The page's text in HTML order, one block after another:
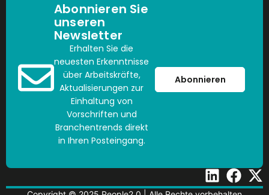
Abonnieren Sie
unseren
Newsletter
Erhalten Sie die
neuesten Erkenntnisse
über Arbeitskräfte,
Aktualisierungen zur
Einhaltung von
Vorschriften und
Branchentrends direkt
in Ihren Posteingang.
Abonnieren